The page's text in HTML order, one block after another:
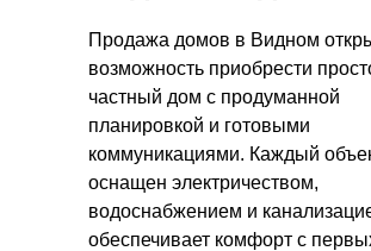
Продажа домов в Видном
возможность приобрести
частный дом с продуманной
планировкой и готовыми
коммуникациями. Каждый
оснащен электричеством,
водоснабжением и
обеспечивает комфорт с